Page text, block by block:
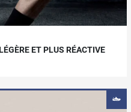
ET PLUS RÉACTIVE